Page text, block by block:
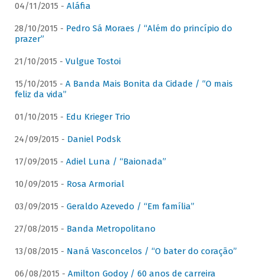
04/11/2015 - Aláfia
28/10/2015 - Pedro Sá Moraes / “Além do princípio do
prazer”
21/10/2015 - Vulgue Tostoi
15/10/2015 - A Banda Mais Bonita da Cidade / “O mais
feliz da vida”
01/10/2015 - Edu Krieger Trio
24/09/2015 - Daniel Podsk
17/09/2015 - Adiel Luna / “Baionada”
10/09/2015 - Rosa Armorial
03/09/2015 - Geraldo Azevedo / “Em família”
27/08/2015 - Banda Metropolitano
13/08/2015 - Naná Vasconcelos / “O bater do coração”
06/08/2015 - Amilton Godoy / 60 anos de carreira